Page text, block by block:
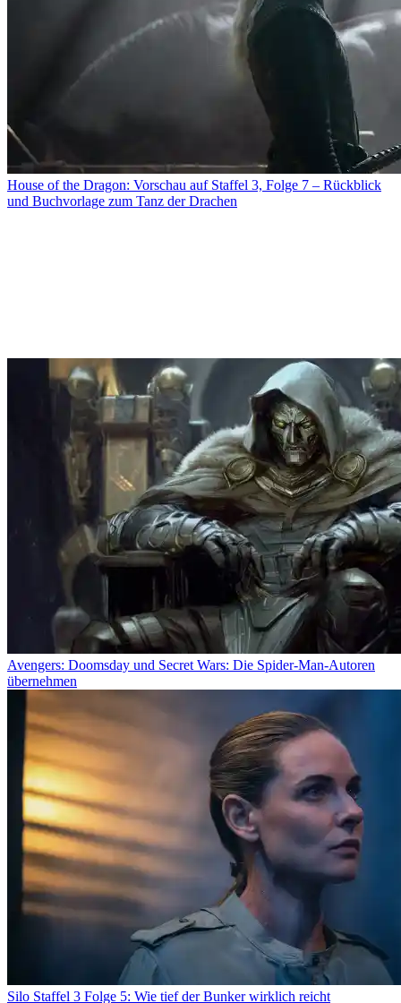
House of the Dragon: Vorschau auf Staffel 3, Folge 7 – Rückblick
und Buchvorlage zum Tanz der Drachen
Avengers: Doomsday und Secret Wars: Die Spider-Man-Autoren
übernehmen
Silo Staffel 3 Folge 5: Wie tief der Bunker wirklich reicht